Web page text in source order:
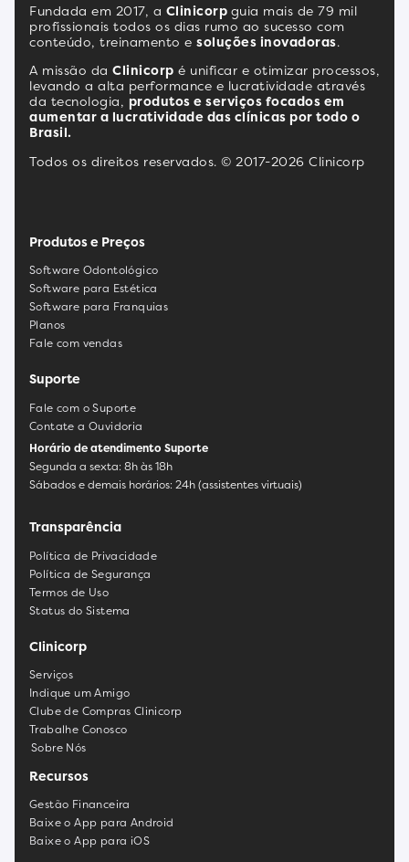
Fundada em 2017, a Clinicorp guia mais de 79 mil
profissionais todos os dias rumo ao sucesso com
conteúdo, treinamento e soluções inovadoras.
A missão da Clinicorp é unificar e otimizar processos,
levando a alta performance e lucratividade através
da tecnologia, produtos e serviços focados em
aumentar a lucratividade das clínicas por todo o
Brasil.
Todos os direitos reservados. © 2017-2026 Clinicorp
Produtos e Preços
Software Odontológico
Software para Estética
Software para Franquias
Planos
Fale com vendas
Suporte
Fale com o Suporte
Contate a Ouvidoria
Horário de atendimento Suporte
Segunda a sexta: 8h às 18h
Sábados e demais horários: 24h (assistentes virtuais)
Transparência
Política de Privacidade
Política de Segurança
Termos de Uso
Status do Sistema
Clinicorp
Serviços
Indique um Amigo
Clube de Compras Clinicorp
Trabalhe Conosco
Sobre Nós
Recursos
Gestão Financeira
Baixe o App para Android
Baixe o App para iOS